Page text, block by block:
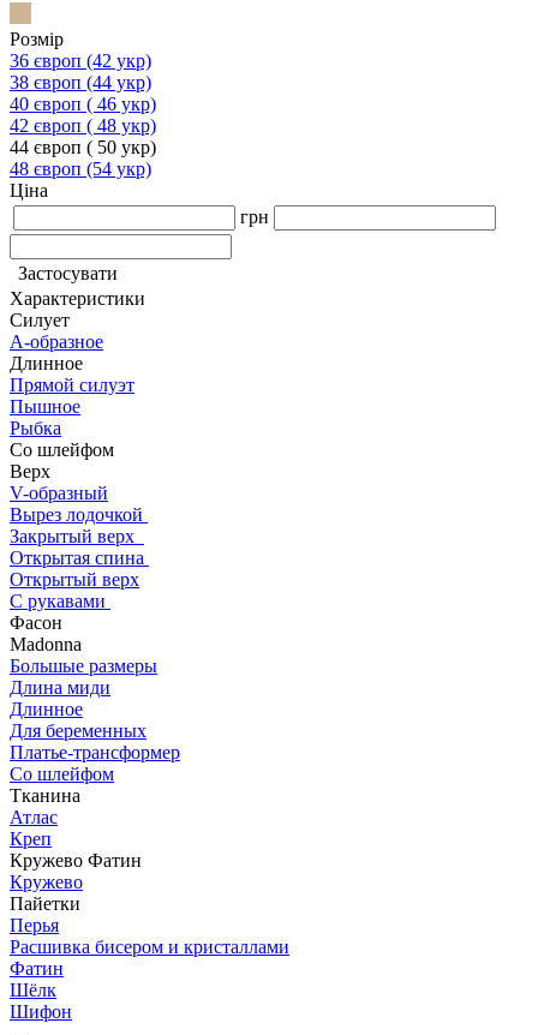
Розмір
36 європ (42 укр)
38 європ (44 укр)
40 європ ( 46 укр)
42 європ ( 48 укр)
44 європ ( 50 укр)
48 європ (54 укр)
Ціна
грн
Застосувати
Характеристики
Силует
А-образное
Длинное
Прямой силуэт
Пышное
Рыбка
Со шлейфом
Верх
V-образный
Вырез лодочкой
Закрытый верх
Открытая спина
Открытый верх
С рукавами
Фасон
Madonna
Большые размеры
Длина миди
Длинное
Для беременных
Платье-трансформер
Со шлейфом
Тканина
Атлас
Креп
Кружево Фатин
Кружево
Пайетки
Перья
Расшивка бисером и кристаллами
Фатин
Шёлк
Шифон